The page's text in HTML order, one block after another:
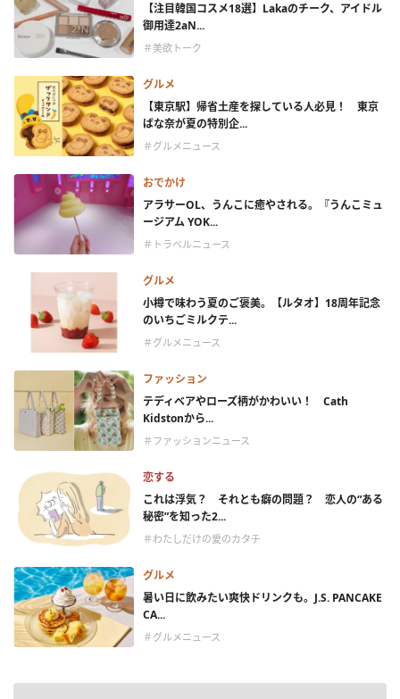
【注目韓国コスメ18選】Lakaのチーク、アイドル
御用達2aN...
＃美欲トーク
グルメ
【東京駅】帰省土産を探している人必見！ 東京
ばな奈が夏の特別企...
＃グルメニュース
おでかけ
アラサーOL、うんこに癒やされる。『うんこミュ
ージアム YOK...
＃トラベルニュース
グルメ
小樽で味わう夏のご褒美。【ルタオ】18周年記念
のいちごミルクテ...
＃グルメニュース
ファッション
テディベアやローズ柄がかわいい！ Cath
Kidstonから...
＃ファッションニュース
恋する
これは浮気？ それとも癖の問題？ 恋人の“ある
秘密”を知った2...
＃わたしだけの愛のカタチ
グルメ
暑い日に飲みたい爽快ドリンクも。J.S. PANCAKE
CA...
＃グルメニュース